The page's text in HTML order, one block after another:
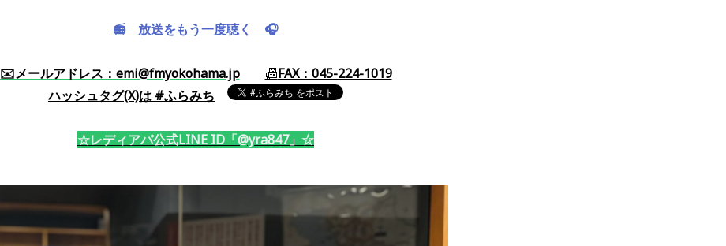
📻️ 放送をもう一度聴く 🎧️
✉️メールアドレス：emi@fmyokohama.jp 📠FAX：045-224-1019
ハッシュタグ(X)は #ふらみち
☆レディアパ公式LINE ID「@yra847」☆